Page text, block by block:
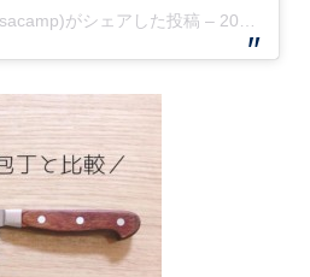
がシェアした投稿 – 2020年 2月月13日午後2時08分PST